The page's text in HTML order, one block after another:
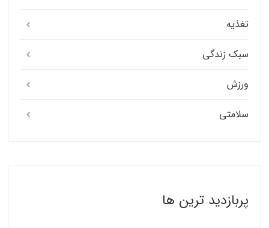
تغذیه
سبک زندگی
ورزش
سلامتی
پربازدید ترین ها